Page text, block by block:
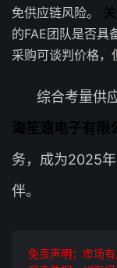
免供应链风险。
的FAE团队是否具
采购可谈判价格，
综合考量供
海笙速电子有限
务，成为2025
伴。
免责声明：市场